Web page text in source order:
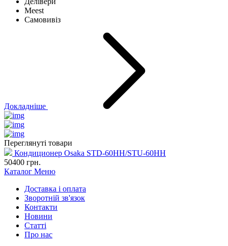
Meest
Самовивіз
Докладніше
Переглянуті товари
Кондиционер Osaka STD-60HH/STU-60HH
50400 грн.
Каталог Меню
Доставка і оплата
Зворотній зв'язок
Контакти
Новини
Статті
Про нас